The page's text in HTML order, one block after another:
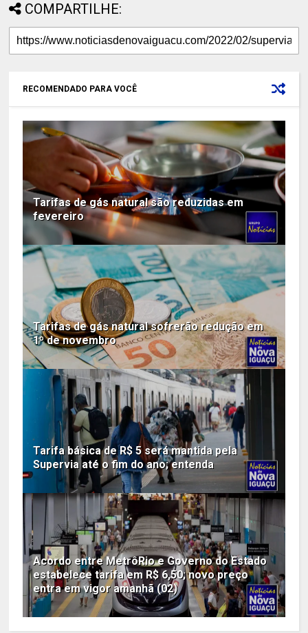
COMPARTILHE:
RECOMENDADO PARA VOCÊ
Tarifas de gás natural são reduzidas em
fevereiro
Tarifas de gás natural sofrerão redução em
1º de novembro
Tarifa básica de R$ 5 será mantida pela
Supervia até o fim do ano; entenda
Acordo entre MetrôRio e Governo do Estado
estabelece tarifa em R$ 6,50; novo preço
entra em vigor amanhã (02)